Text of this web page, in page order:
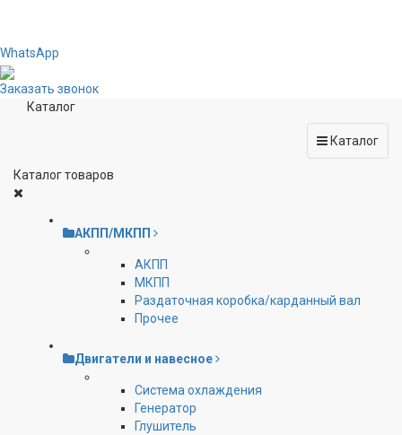
WhatsApp
Заказать звонок
Каталог
Каталог
Каталог товаров
АКПП/МКПП
АКПП
МКПП
Раздаточная коробка/карданный вал
Прочее
Двигатели и навесное
Cистема охлаждения
Генератор
Глушитель